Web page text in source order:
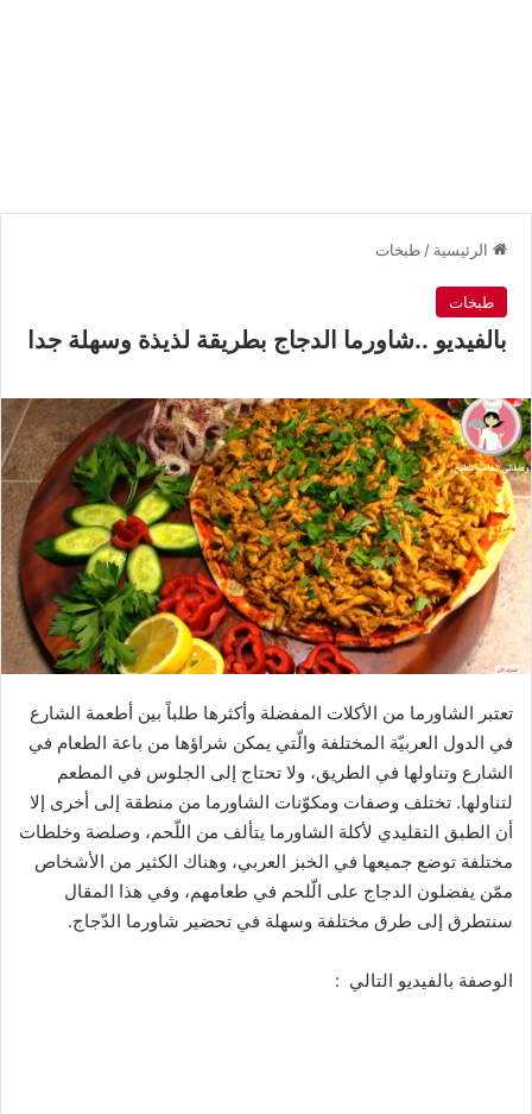
الرئيسية / طبخات
طبخات
بالفيديو ..شاورما الدجاج بطريقة لذيذة وسهلة جدا
تعتبر الشاورما من الأكلات المفضلة وأكثرها طلباً بين أطعمة الشارع
في الدول العربيّة المختلفة والّتي يمكن شراؤها من باعة الطعام في
الشارع وتناولها في الطريق، ولا تحتاج إلى الجلوس في المطعم
لتناولها. تختلف وصفات ومكوّنات الشاورما من منطقة إلى أخرى إلا
أن الطبق التقليدي لأكلة الشاورما يتألف من اللّحم، وصلصة وخلطات
مختلفة توضع جميعها في الخبز العربي، وهناك الكثير من الأشخاص
ممّن يفضلون الدجاج على الّلحم في طعامهم، وفي هذا المقال
سنتطرق إلى طرق مختلفة وسهلة في تحضير شاورما الدّجاج.
الوصفة بالفيديو التالي :